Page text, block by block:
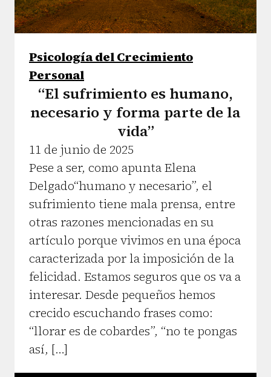
Psicología del Crecimiento
Personal
“El sufrimiento es humano,
necesario y forma parte de la
vida”
11 de junio de 2025
Pese a ser, como apunta Elena
Delgado“humano y necesario”, el
sufrimiento tiene mala prensa, entre
otras razones mencionadas en su
artículo porque vivimos en una época
caracterizada por la imposición de la
felicidad. Estamos seguros que os va a
interesar. Desde pequeños hemos
crecido escuchando frases como:
“llorar es de cobardes”, “no te pongas
así, […]